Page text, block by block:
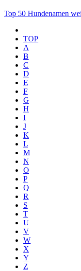
Top 50 Hundenamen
TOP
A
B
C
D
E
F
G
H
I
J
K
L
M
N
O
P
Q
R
S
T
U
V
W
X
Y
Z